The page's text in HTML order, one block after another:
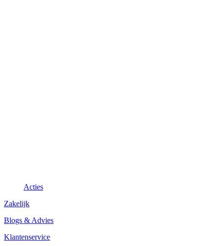
Acties
Zakelijk
Blogs & Advies
Klantenservice